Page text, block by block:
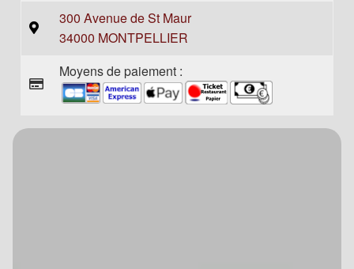
300 Avenue de St Maur
34000 MONTPELLIER
Moyens de paiement :